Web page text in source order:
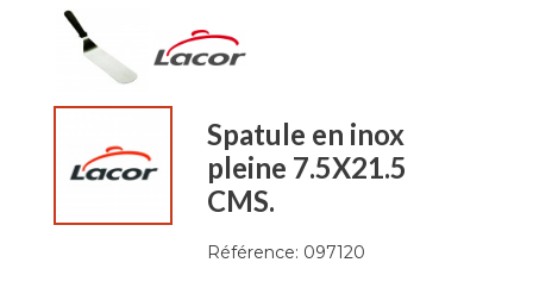
Spatule en inox
pleine 7.5X21.5
CMS.
Référence: 097120